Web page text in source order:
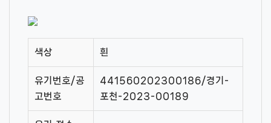
색상 흰
유기번호/공
고번호
441560202300186/경기-
포천-2023-00189